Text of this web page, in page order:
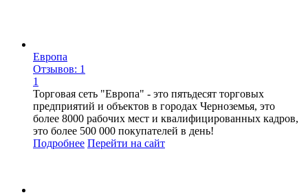
Европа
Отзывов: 1
1
Торговая сеть "Европа" - это пятьдесят торговых
предприятий и объектов в городах Черноземья, это
более 8000 рабочих мест и квалифицированных кадров,
это более 500 000 покупателей в день!
Подробнее Перейти на сайт